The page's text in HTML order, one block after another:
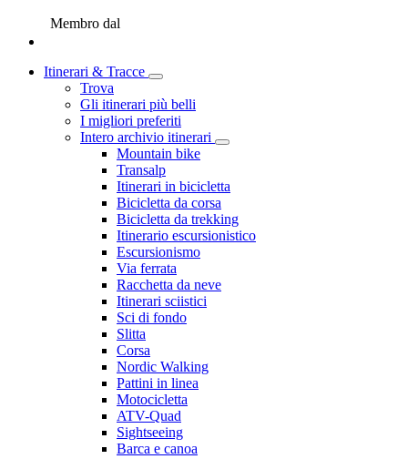
Membro dal
Itinerari & Tracce
Trova
Gli itinerari più belli
I migliori preferiti
Intero archivio itinerari
Mountain bike
Transalp
Itinerari in bicicletta
Bicicletta da corsa
Bicicletta da trekking
Itinerario escursionistico
Escursionismo
Via ferrata
Racchetta da neve
Itinerari sciistici
Sci di fondo
Slitta
Corsa
Nordic Walking
Pattini in linea
Motocicletta
ATV-Quad
Sightseeing
Barca e canoa